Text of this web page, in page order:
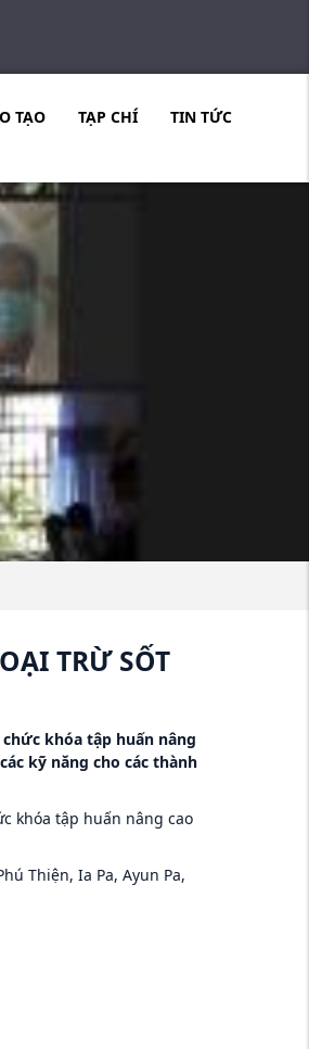
TẠO TẠP CHÍ
TIN TỨC
TRỪ SỐT
khóa tập huấn nâng
kỹ năng cho các thành
khóa tập huấn nâng cao
Thiện, Ia Pa, Ayun Pa,